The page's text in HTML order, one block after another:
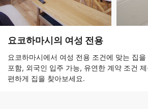
요코하마시의 여성 전용
요코하마시에서 여성 전용 조건에 맞는 집을
포함, 외국인 입주 가능, 유연한 계약 조건
편하게 집을 찾아보세요.